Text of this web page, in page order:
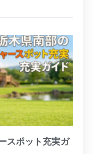
スポット充実ガ